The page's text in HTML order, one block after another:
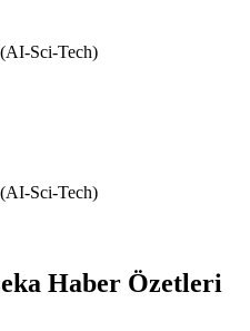
Sci-Tech)
Sci-Tech)
Haber Özetleri